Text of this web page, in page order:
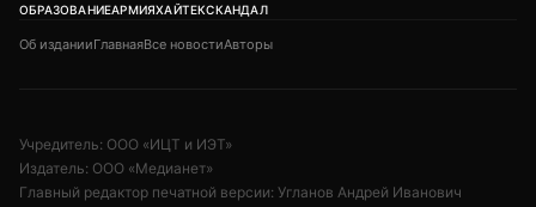
ОБРАЗОВАНИЕАРМИЯХАЙТЕКСКАНДАЛ
Об изданииГлавнаяВсе новостиАвторы
Учредитель: ООО «ИЦТ и ИЭТ»
Издатель: ООО «Медианет»
Главный редактор печатной версии: Угланов Андрей Иванович